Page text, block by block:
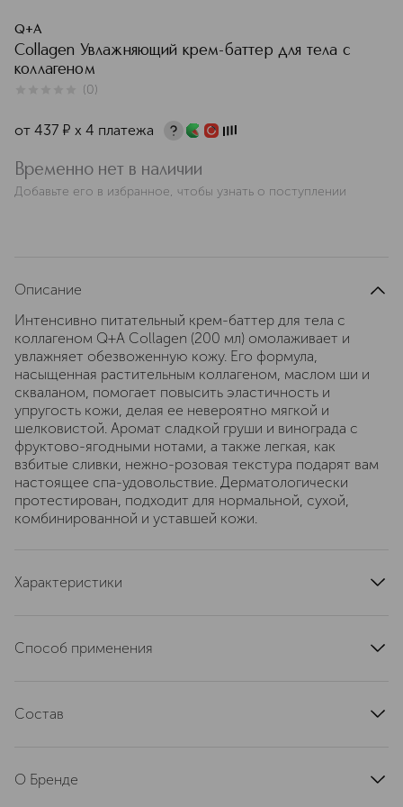
Q+A
Collagen Увлажняющий крем-баттер для тела с
коллагеном
(0)
от 437 ¤ х 4 платежа
Временно нет в наличии
Добавьте его в избранное, чтобы узнать о поступлении
Описание
Интенсивно питательный крем-баттер для тела с
коллагеном Q+A Collagen (200 мл) омолаживает и
увлажняет обезвоженную кожу. Его формула,
насыщенная растительным коллагеном, маслом ши и
скваланом, помогает повысить эластичность и
упругость кожи, делая ее невероятно мягкой и
шелковистой. Аромат сладкой груши и винограда с
фруктово-ягодными нотами, а также легкая, как
взбитые сливки, нежно-розовая текстура подарят вам
настоящее спа-удовольствие. Дерматологически
протестирован, подходит для нормальной, сухой,
комбинированной и уставшей кожи.
Характеристики
область применения
Способ применения
движениями.
Состав
Hectorite, Glyceryl Stearate, Helianthus Annuus
О Бренде